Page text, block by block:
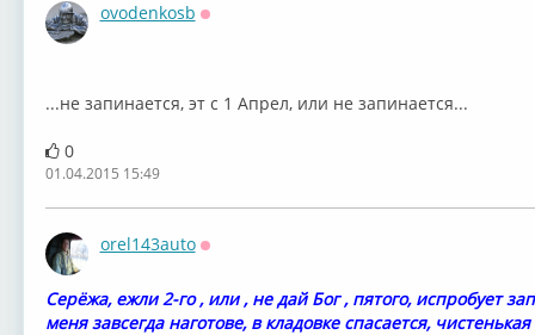
ovodenkosb
...не запинается, эт с 1 Апрел, или не запинается...
0
01.04.2015 15:49
orel143auto
Серёжа, ежли 2-го , или , не дай Бог , пятого, испробует
меня завсегда наготове, в кладовке спасается,